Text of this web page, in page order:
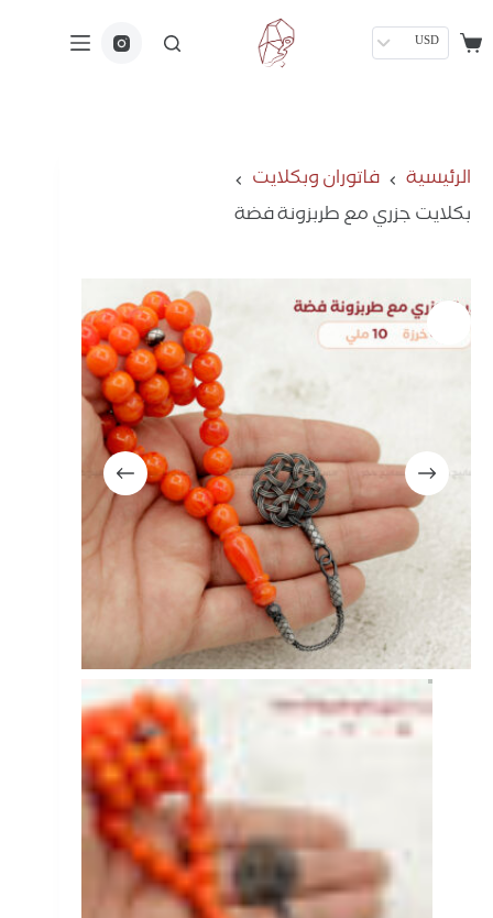
USD
الرئيسية
فاتوران وبكلايت
بكلايت جزري مع طربزونة فضة